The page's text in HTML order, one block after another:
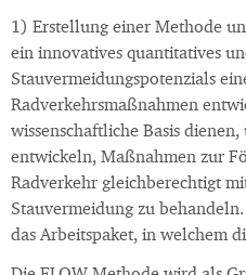
1) Erstellung einer Methode
ein innovatives quantitatives
Stauvermeidungspotenzials
Radverkehrsmaßnahmen
wissenschaftliche Basis
entwickeln, Maßnahmen zur
Radverkehr gleichberechtigt
Stauvermeidung zu
das Arbeitspaket, in welchem